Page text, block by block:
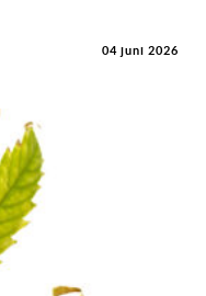
04 juni 2026